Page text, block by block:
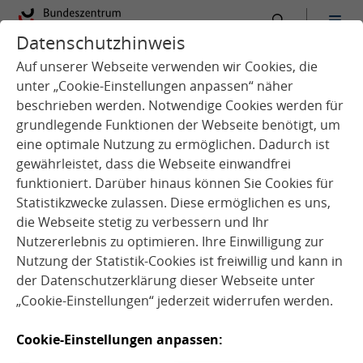
Datenschutzhinweis
Auf unserer Webseite verwenden wir Cookies, die
unter „Cookie-Einstellungen anpassen“ näher
beschrieben werden. Notwendige Cookies werden für
grundlegende Funktionen der Webseite benötigt, um
eine optimale Nutzung zu ermöglichen. Dadurch ist
gewährleistet, dass die Webseite einwandfrei
funktioniert. Darüber hinaus können Sie Cookies für
Statistikzwecke zulassen. Diese ermöglichen es uns,
die Webseite stetig zu verbessern und Ihr
Nutzererlebnis zu optimieren. Ihre Einwilligung zur
Nutzung der Statistik-Cookies ist freiwillig und kann in
der Datenschutzerklärung dieser Webseite unter
„Cookie-Einstellungen“ jederzeit widerrufen werden.
Cookie-Einstellungen anpassen:
: